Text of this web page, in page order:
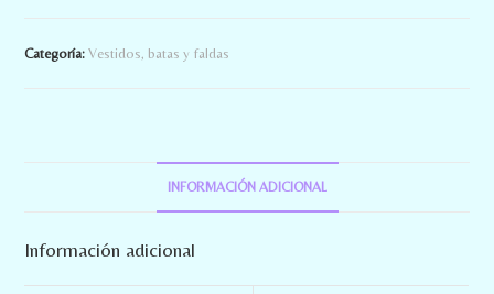
Categoría:Vestidos, batas y faldas
INFORMACIÓN ADICIONAL
Información adicional